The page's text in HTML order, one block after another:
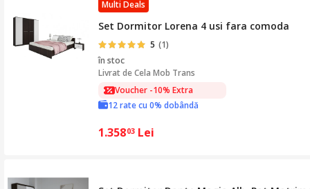
Multi Deals
Set Dormitor Lorena 4 usi fara comoda
5 (1)
în stoc
Livrat deCela Mob Trans
Voucher -10% Extra
Voucher -10% Extra
12 rate cu 0% dobândă
1.35803 Lei